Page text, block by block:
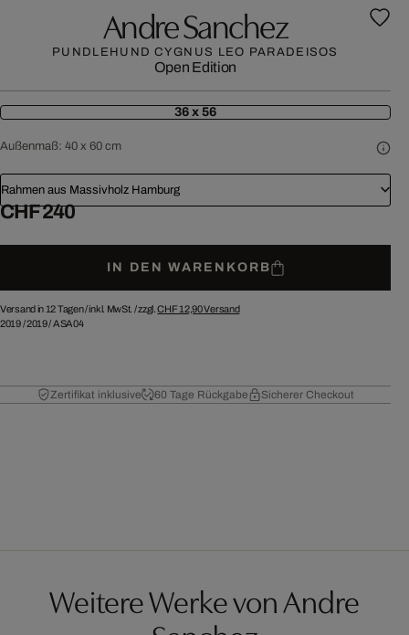
Andre Sanchez
PUNDLEHUND CYGNUS LEO PARADEISOS
Open Edition
36 x 56
Außenmaß: 40 x 60 cm
Rahmen aus Massivholz Hamburg
CHF 240
IN DEN WARENKORB
Versand in 12 Tagen /inkl. MwSt. / zzgl.CHF 12,90Versand
2019/2019/ASA04
Zertifikat inklusive 60 Tage Rückgabe Sicherer Checkout
Weitere Werke von Andre